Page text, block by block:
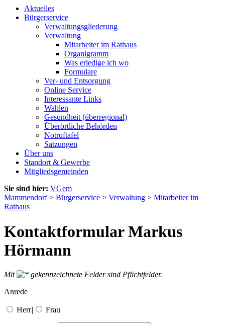
Aktuelles
Bürgerservice
Verwaltungsgliederung
Verwaltung
Mitarbeiter im Rathaus
Organigramm
Was erledige ich wo
Formulare
Ver- und Entsorgung
Online Service
Interessante Links
Wahlen
Gesundheit (überregional)
Überörtliche Behörden
Notruftafel
Satzungen
Über uns
Standort & Gewerbe
Mitgliedsgemeinden
Sie sind hier: VGem
Mammendorf> Bürgerservice > Verwaltung > Mitarbeiter im
Rathaus
Kontaktformular Markus
Hörmann
Mit
gekennzeichnete Felder sind Pflichtfelder.
Anrede
Herr| Frau